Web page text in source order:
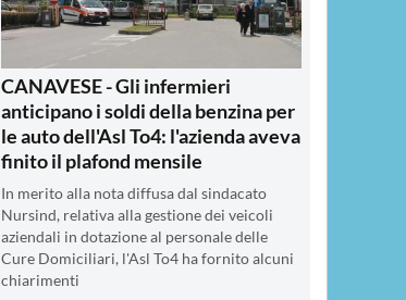
CANAVESE - Gli infermieri
anticipano i soldi della benzina per
le auto dell'Asl To4: l'azienda aveva
finito il plafond mensile
In merito alla nota diffusa dal sindacato
Nursind, relativa alla gestione dei veicoli
aziendali in dotazione al personale delle
Cure Domiciliari, l'Asl To4 ha fornito alcuni
chiarimenti